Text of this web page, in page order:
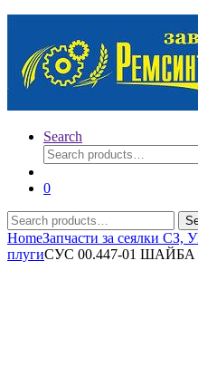
Search
Search
for:
0
Search
for:
HomeЗапчасти за сеялки СЗ,
плугиСУС 00.447-01 ШАЙБА